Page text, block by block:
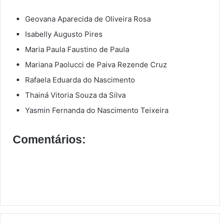
Geovana Aparecida de Oliveira Rosa
Isabelly Augusto Pires
Maria Paula Faustino de Paula
Mariana Paolucci de Paiva Rezende Cruz
Rafaela Eduarda do Nascimento
Thainá Vitoria Souza da Silva
Yasmin Fernanda do Nascimento Teixeira
Comentários: